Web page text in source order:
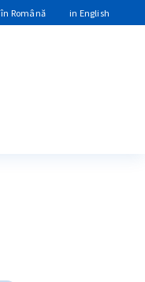
în Română in English